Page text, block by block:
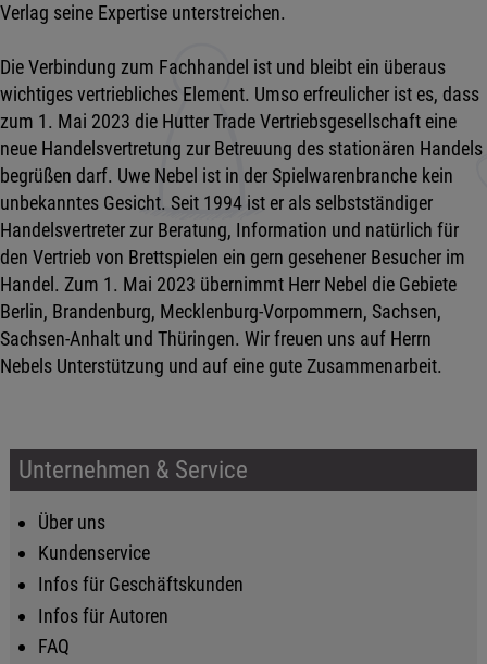
Verlag seine Expertise unterstreichen.
Die Verbindung zum Fachhandel ist und bleibt ein überaus
wichtiges vertriebliches Element. Umso erfreulicher ist es, dass
zum 1. Mai 2023 die Hutter Trade Vertriebsgesellschaft eine
neue Handelsvertretung zur Betreuung des stationären Handels
begrüßen darf. Uwe Nebel ist in der Spielwarenbranche kein
unbekanntes Gesicht. Seit 1994 ist er als selbstständiger
Handelsvertreter zur Beratung, Information und natürlich für
den Vertrieb von Brettspielen ein gern gesehener Besucher im
Handel. Zum 1. Mai 2023 übernimmt Herr Nebel die Gebiete
Berlin, Brandenburg, Mecklenburg-Vorpommern, Sachsen,
Sachsen-Anhalt und Thüringen. Wir freuen uns auf Herrn
Nebels Unterstützung und auf eine gute Zusammenarbeit.
Unternehmen & Service
Über uns
Kundenservice
Infos für Geschäftskunden
Infos für Autoren
FAQ